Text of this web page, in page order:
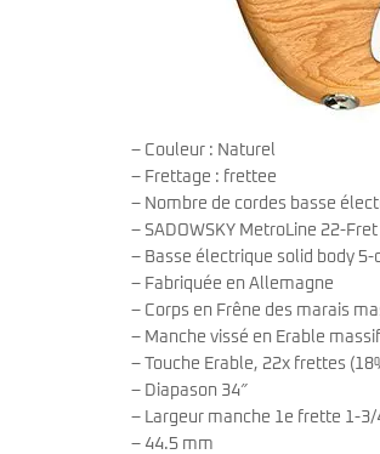
– Couleur : Naturel
– Frettage : frettee
– Nombre de cordes basse
– SADOWSKY MetroLine 22-
– Basse électrique solid body
– Fabriquée en Allemagne
– Corps en Frêne des marais
– Manche vissé en Erable massif
– Touche Erable, 22x frettes
– Diapason 34″
– Largeur manche 1e frette 1-3/
– 44.5 mm